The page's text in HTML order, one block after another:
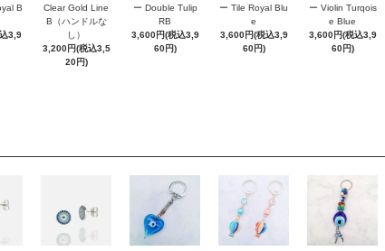
B
3,9
Clear Gold Line
B（ハンドルな
し）
3,200円(税込3,5
20円)
ー Double Tulip
RB
3,600円(税込3,9
60円)
ー Tile Royal Blu
e
3,600円(税込3,9
60円)
ー Violin Turqois
e Blue
3,600円(税込3,9
60円)